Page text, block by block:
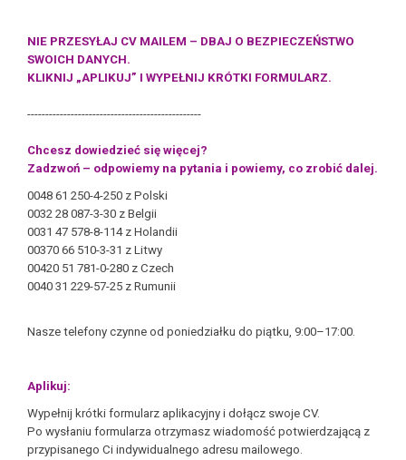
NIE PRZESYŁAJ CV MAILEM – DBAJ O BEZPIECZEŃSTWO
SWOICH DANYCH.
KLIKNIJ „APLIKUJ” I WYPEŁNIJ KRÓTKI FORMULARZ.
------------------------------------------------
Chcesz dowiedzieć się więcej?
Zadzwoń – odpowiemy na pytania i powiemy, co zrobić dalej.
0048 61 250-4-250 z Polski
0032 28 087-3-30 z Belgii
0031 47 578-8-114 z Holandii
00370 66 510-3-31 z Litwy
00420 51 781-0-280 z Czech
0040 31 229-57-25 z Rumunii
Nasze telefony czynne od poniedziałku do piątku, 9:00–17:00.
Aplikuj:
Wypełnij krótki formularz aplikacyjny i dołącz swoje CV.
Po wysłaniu formularza otrzymasz wiadomość potwierdzającą z
przypisanego Ci indywidualnego adresu mailowego.